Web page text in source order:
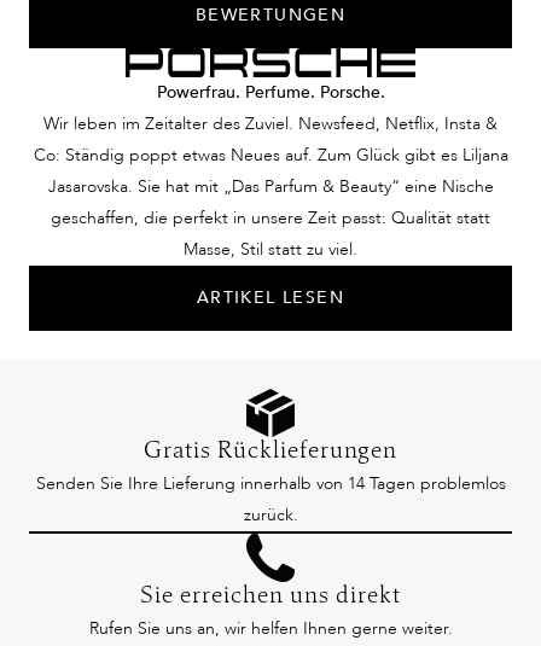
BEWERTUNGEN
Powerfrau. Perfume. Porsche.
Wir leben im Zeitalter des Zuviel. Newsfeed, Netflix, Insta &
Co: Ständig poppt etwas Neues auf. Zum Glück gibt es Liljana
Jasarovska. Sie hat mit „Das Parfum & Beauty“ eine Nische
geschaffen, die perfekt in unsere Zeit passt: Qualität statt
Masse, Stil statt zu viel.
ARTIKEL LESEN
Gratis Rücklieferungen
Senden Sie Ihre Lieferung innerhalb von 14 Tagen problemlos
zurück.
Sie erreichen uns direkt
Rufen Sie uns an, wir helfen Ihnen gerne weiter.